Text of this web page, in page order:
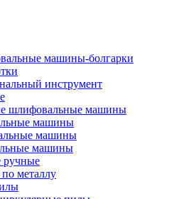
машины-болгарки
инструмент
шлифовальные машины
машины
машины
машины
ручные
металлу